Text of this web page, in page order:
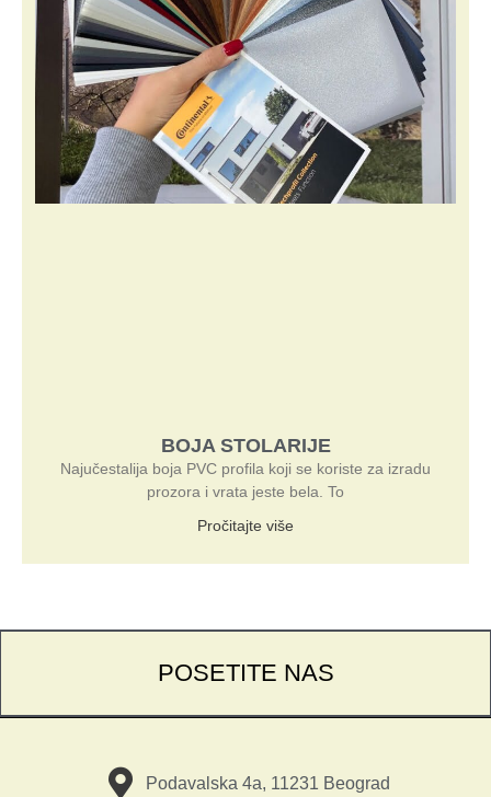
BOJA STOLARIJE
Najučestalija boja PVC profila koji se koriste za izradu
prozora i vrata jeste bela. To
Pročitajte više
POSETITE NAS
Podavalska 4a, 11231 Beograd